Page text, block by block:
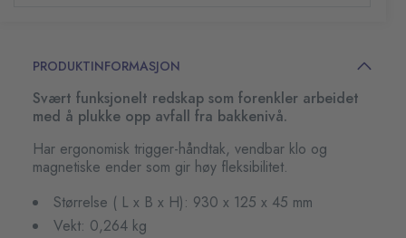
PRODUKTINFORMASJON
Svært funksjonelt redskap som forenkler arbeidet
med å plukke opp avfall fra bakkenivå.
Har ergonomisk trigger-håndtak, vendbar klo og
magnetiske ender som gir høy fleksibilitet.
Størrelse ( L x B x H): 930 x 125 x 45 mm
Vekt: 0,264 kg